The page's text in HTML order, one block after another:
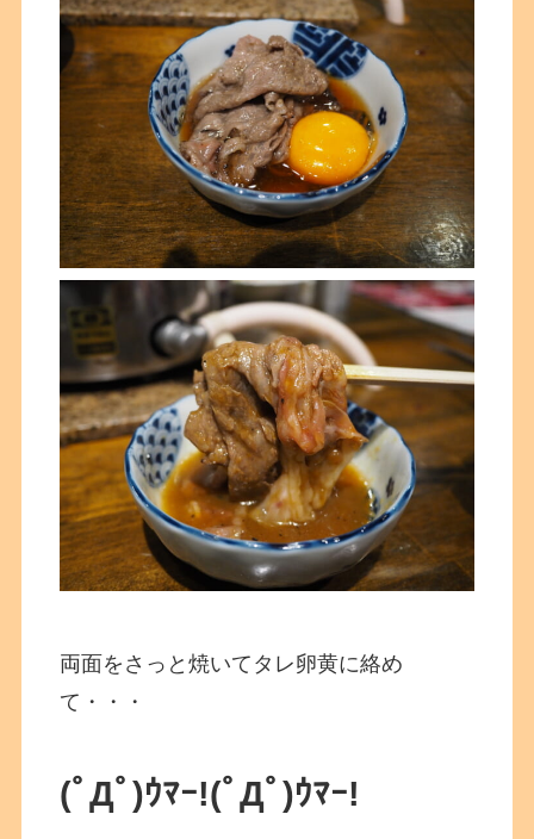
両面をさっと焼いてタレ卵黄に絡め
て・・・
(ﾟДﾟ)ｳﾏｰ!(ﾟДﾟ)ｳﾏｰ!